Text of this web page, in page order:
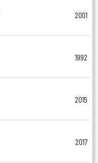
2001
1992
2015
2017